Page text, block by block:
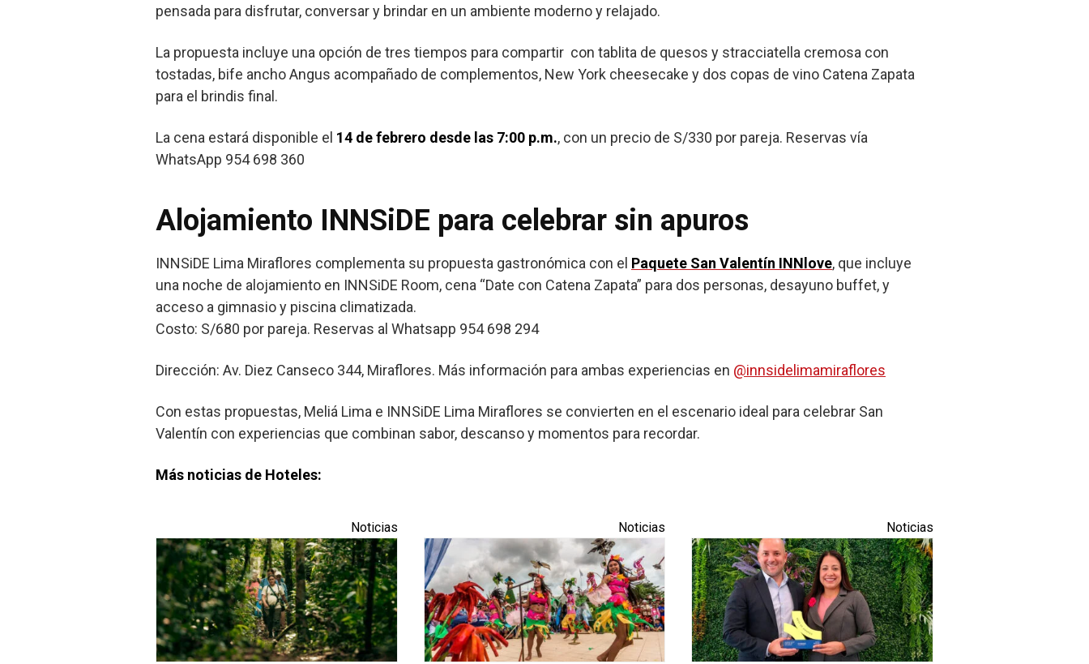
pensada para disfrutar, conversar y brindar en un ambiente moderno y relajado.
La propuesta incluye una opción de tres tiempos para compartir con tablita de quesos y stracciatella cremosa con
tostadas, bife ancho Angus acompañado de complementos, New York cheesecake y dos copas de vino Catena Zapata
para el brindis final.
La cena estará disponible el 14 de febrero desde las 7:00 p.m., con un precio de S/330 por pareja. Reservas vía
WhatsApp 954 698 360
Alojamiento INNSiDE para celebrar sin apuros
INNSiDE Lima Miraflores complementa su propuesta gastronómica con el Paquete San Valentín INNlove, que incluye
una noche de alojamiento en INNSiDE Room, cena “Date con Catena Zapata” para dos personas, desayuno buffet, y
acceso a gimnasio y piscina climatizada.
Costo: S/680 por pareja. Reservas al Whatsapp 954 698 294
Dirección: Av. Diez Canseco 344, Miraflores. Más información para ambas experiencias en @innsidelimamiraflores
Con estas propuestas, Meliá Lima e INNSiDE Lima Miraflores se convierten en el escenario ideal para celebrar San
Valentín con experiencias que combinan sabor, descanso y momentos para recordar.
Más noticias de Hoteles:
Noticias Noticias Noticias